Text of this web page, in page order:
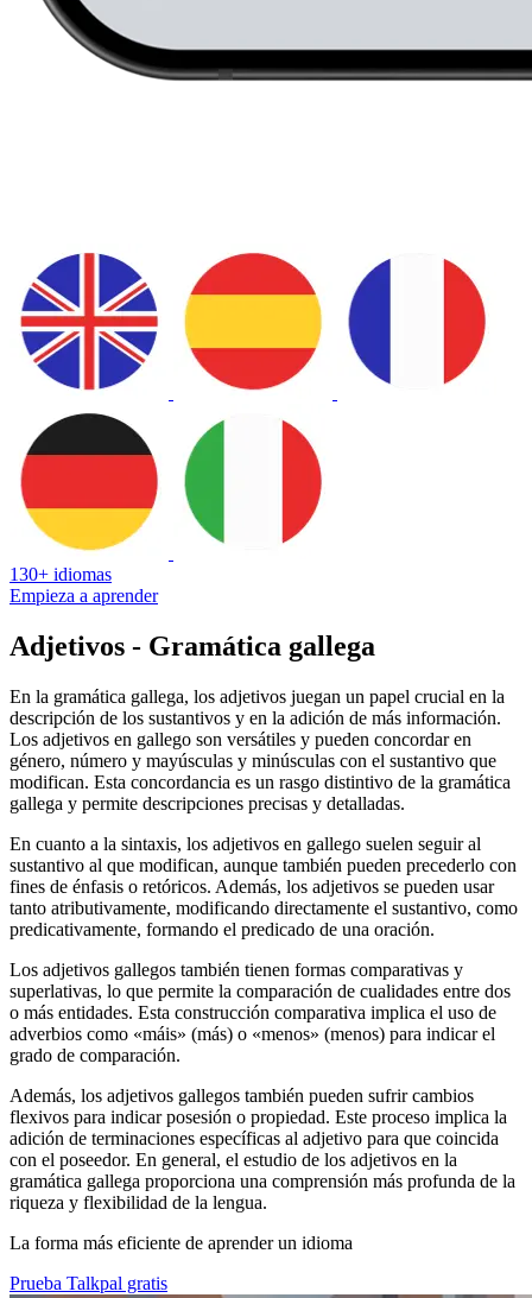
130+ idiomas
Empieza a aprender
Adjetivos - Gramática gallega
En la gramática gallega, los adjetivos juegan un papel crucial en la
descripción de los sustantivos y en la adición de más información.
Los adjetivos en gallego son versátiles y pueden concordar en
género, número y mayúsculas y minúsculas con el sustantivo que
modifican. Esta concordancia es un rasgo distintivo de la gramática
gallega y permite descripciones precisas y detalladas.
En cuanto a la sintaxis, los adjetivos en gallego suelen seguir al
sustantivo al que modifican, aunque también pueden precederlo con
fines de énfasis o retóricos. Además, los adjetivos se pueden usar
tanto atributivamente, modificando directamente el sustantivo, como
predicativamente, formando el predicado de una oración.
Los adjetivos gallegos también tienen formas comparativas y
superlativas, lo que permite la comparación de cualidades entre dos
o más entidades. Esta construcción comparativa implica el uso de
adverbios como «máis» (más) o «menos» (menos) para indicar el
grado de comparación.
Además, los adjetivos gallegos también pueden sufrir cambios
flexivos para indicar posesión o propiedad. Este proceso implica la
adición de terminaciones específicas al adjetivo para que coincida
con el poseedor. En general, el estudio de los adjetivos en la
gramática gallega proporciona una comprensión más profunda de la
riqueza y flexibilidad de la lengua.
La forma más eficiente de aprender un idioma
Prueba Talkpal gratis